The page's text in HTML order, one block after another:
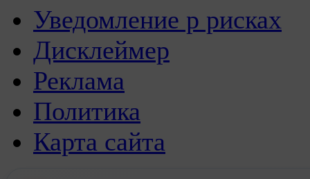
Уведомление р рисках
Дисклеймер
Реклама
Политика
Карта сайта